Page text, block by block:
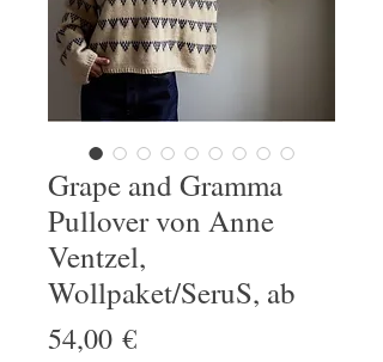
Grape and Gramma
Pullover von Anne
Ventzel,
Wollpaket/SeruS, ab
54,00 €Preis